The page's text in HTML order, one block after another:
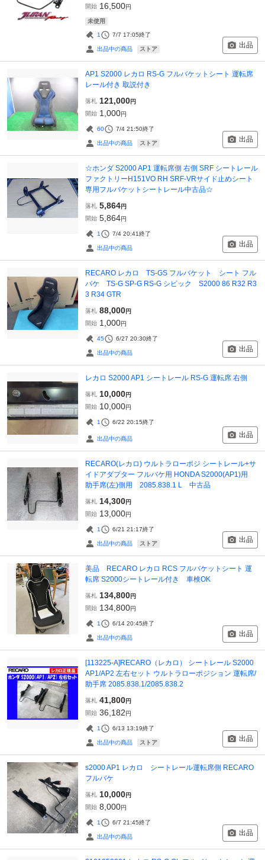
開始 16,500円
未使用
1 7/7 17:05終了
出品中の商品 ストア 出品
AP1 S2000 レカロ RS-G フルバケットシート 運転席
レール付き 取説付き
落札 121,000円
開始 1,000円
60 7/4 21:50終了
出品中の商品 ストア 出品
☆ホンダ S2000 AP1 運転席側 右側 SRF シートレール
ファクトリーH151VO RH SRF-VRサイド止めシート
専用フルバケットシートレール中古品☆
落札 5,864円
開始 5,864円
1 7/4 20:41終了
出品中の商品 出品
RECARO レカロ TS-GS フルバケット シート フル
バケ TS-G SP-G RS-G シビック S2000 86 R32 R3
3 R34 GTR
落札 88,000円
開始 1,000円
45 6/27 20:30終了
出品中の商品 出品
レカロ S2000 AP1 シートレール RS-G 運転席 右側
落札 10,000円
開始 10,000円
1 6/22 20:15終了
出品中の商品 出品
RECARO(レカロ) ウルトラローポジ シートレール+サ
イドアダプター フルバケ用 HONDA S2000(AP1)用
助手席(左)側用 2085.838.1 L 中古品
落札 14,300円
開始 13,000円
1 6/21 21:17終了
出品中の商品 ストア 出品
美品 RECARO レカロ RCS フルバケットシート 運
転席 S2000シートレール付き 車検OK
落札 134,800円
開始 134,800円
1 6/14 20:45終了
出品中の商品 出品
[113225-A]RECARO（レカロ） シートレール S2000
AP1/AP2 左右セット ウルトラローポジション 運転席/
助手席 2085.838.1/2085.838.2
落札 41,800円
開始 36,182円
1 6/13 13:19終了
出品中の商品 ストア 出品
s2000 AP1 レカロ シートレール運転席側 RECARO
フルバケ
落札 10,000円
開始 8,000円
1 6/7 21:45終了
出品中の商品 出品